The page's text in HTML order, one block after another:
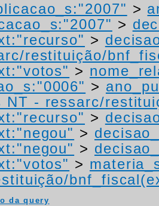
>
>
>
restituição/
>
>
NT - ressarc/
>
>
>
>
da query